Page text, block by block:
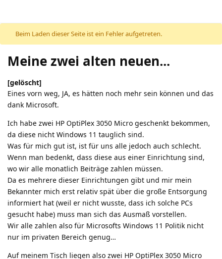
Beim Laden dieser Seite ist ein Fehler aufgetreten.
Meine zwei alten neuen...
[gelöscht]
Eines vorn weg, JA, es hätten noch mehr sein können und das
dank Microsoft.
Ich habe zwei HP OptiPlex 3050 Micro geschenkt bekommen,
da diese nicht Windows 11 tauglich sind.
Was für mich gut ist, ist für uns alle jedoch auch schlecht.
Wenn man bedenkt, dass diese aus einer Einrichtung sind,
wo wir alle monatlich Beiträge zahlen müssen.
Da es mehrere dieser Einrichtungen gibt und mir mein
Bekannter mich erst relativ spät über die große Entsorgung
informiert hat (weil er nicht wusste, dass ich solche PCs
gesucht habe) muss man sich das Ausmaß vorstellen.
Wir alle zahlen also für Microsofts Windows 11 Politik nicht
nur im privaten Bereich genug…
Auf meinem Tisch liegen also zwei HP OptiPlex 3050 Micro